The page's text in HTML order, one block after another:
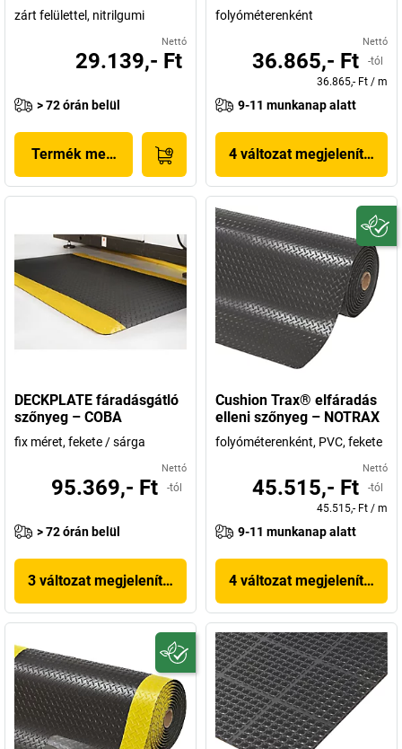
zárt felülettel, nitrilgumi
Nettó
29.139,- Ft
> 72 órán belül
Termék megjelenítése
folyóméterenként
Nettó
36.865,- Ft
-tól
36.865,- Ft / m
9-11 munkanap alatt
4 változat megjelenítése
DECKPLATE fáradásgátló
szőnyeg – COBA
fix méret, fekete / sárga
Nettó
95.369,- Ft -tól
> 72 órán belül
3 változat megjelenítése
Cushion Trax® elfáradás
elleni szőnyeg – NOTRAX
folyóméterenként, PVC, fekete
Nettó
45.515,- Ft
-tól
45.515,- Ft / m
9-11 munkanap alatt
4 változat megjelenítése